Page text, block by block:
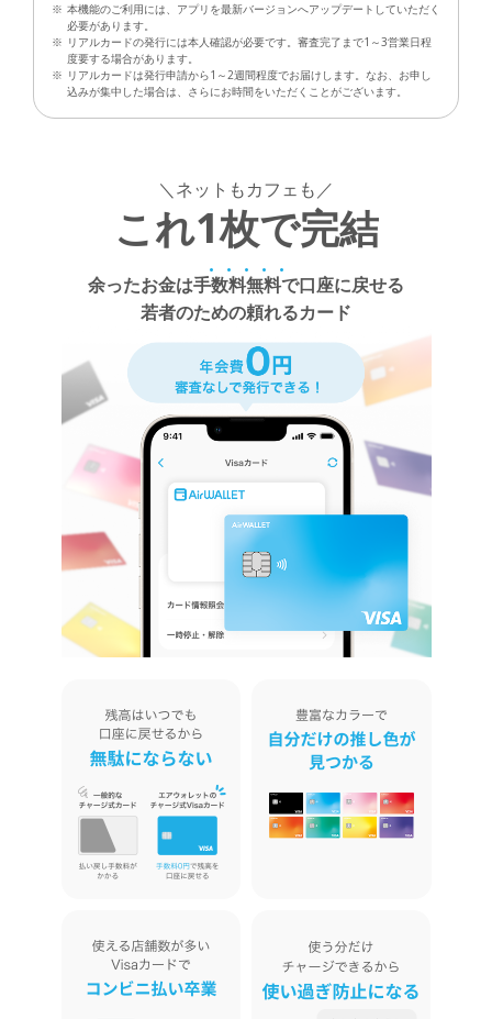
※ 本機能のご利用には、アプリを最新バージョンへアップデートしていただく
必要があります。
※ リアルカードの発行には本人確認が必要です。審査完了まで1～3営業日程
度要する場合があります。
※ リアルカードは発行申請から1～2週間程度でお届けします。なお、お申し
込みが集中した場合は、さらにお時間をいただくことがございます。
＼ネットもカフェも／
これ1枚で完結
余ったお金は手数料無料で口座に戻せる
若者のための頼れるカード